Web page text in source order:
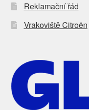
Reklamační řád
Vrakoviště Citroën